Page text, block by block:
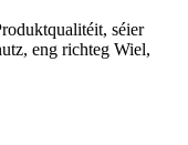
séier
eng richteg Wiel,